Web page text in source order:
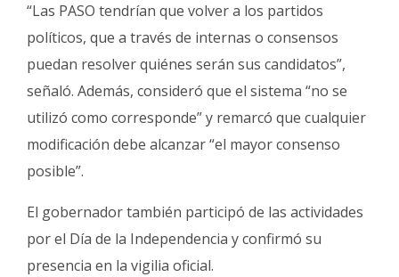
“Las PASO tendrían que volver a los partidos
políticos, que a través de internas o consensos
puedan resolver quiénes serán sus candidatos”,
señaló. Además, consideró que el sistema “no se
utilizó como corresponde” y remarcó que cualquier
modificación debe alcanzar “el mayor consenso
posible”.
El gobernador también participó de las actividades
por el Día de la Independencia y confirmó su
presencia en la vigilia oficial.